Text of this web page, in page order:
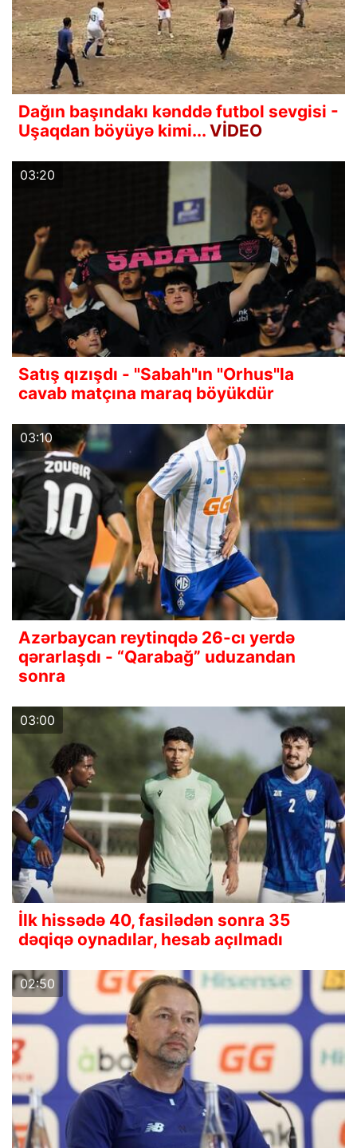
Dağın başındakı kənddə futbol sevgisi -
Uşaqdan böyüyə kimi... VİDEO
03:20
Satış qızışdı - "Sabah"ın "Orhus"la
cavab matçına maraq böyükdür
03:10
Azərbaycan reytinqdə 26-cı yerdə
qərarlaşdı - “Qarabağ” uduzandan
sonra
03:00
İlk hissədə 40, fasilədən sonra 35
dəqiqə oynadılar, hesab açılmadı
02:50